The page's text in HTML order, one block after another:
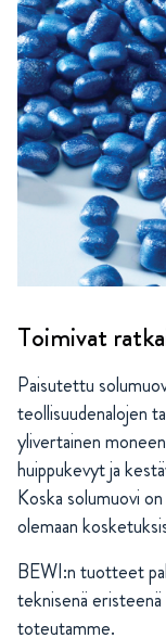
Toimivat
Paisutettu
teollisuudenalojen
ylivertainen
huippukevyt ja
Koska solumuovi
olemaan
BEWI:n tuotteet
teknisenä eristeenä
toteutamme.